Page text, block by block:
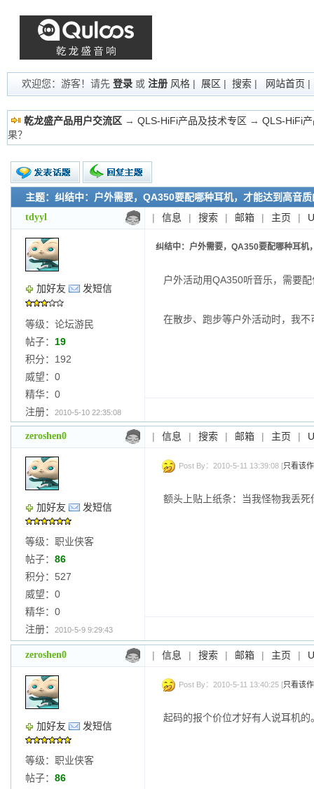
欢迎您：游客！请先 登录 或 注册 风格 | 展区 | 搜索 | 网站首页
乾龙盛产品用户交流区 → QLS-HiFi产品及技术专区 → QLS-HiFi
果？
新的主题
投票帖
交易帖
小字报
主题：纠结中：户外需要，QA350要配哪种耳机，才能达到高音
tdyyl | 信息 | 搜索 | 邮箱 | 主页 |
加好友 发短信
等级：论坛游民
帖子： 19
积分：192
威望：0
精华：0
注册：
2010-5-10 22:35:08
纠结中：户外需要，QA350要配哪种耳机
户外活动用QA350听音乐，需要
在散步、跑步等户外活动时，我
zeroshen0 | 信息 | 搜索 | 邮箱 | 主页 |
加好友 发短信
等级：职业侠客
帖子： 86
积分：527
威望：0
精华：0
注册：
2010-5-9 9:29:43
Post By：2010-5-11 13:39:08 [只看该
额头上贴上纸条：当我怪物我丢
zeroshen0 | 信息 | 搜索 | 邮箱 | 主页 |
加好友 发短信
等级：职业侠客
帖子： 86
Post By：2010-5-11 13:40:25 [只看该
起码的报个价位才好有人说耳机